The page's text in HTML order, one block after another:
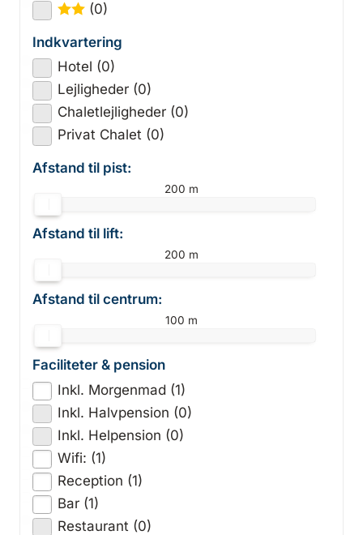
★★
(0)
Indkvartering
Hotel (0)
Lejligheder (0)
Chaletlejligheder (0)
Privat Chalet (0)
Afstand til pist:
200 m
Afstand til lift:
200 m
Afstand til centrum:
100 m
Faciliteter & pension
Inkl. Morgenmad (1)
Inkl. Halvpension (0)
Inkl. Helpension (0)
Wifi: (1)
Reception (1)
Bar (1)
Restaurant (0)